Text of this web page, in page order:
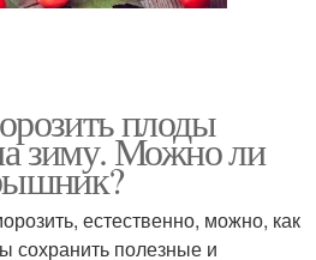
плоды
зиму. Можно ли
естественно, можно, как
сохранить полезные и